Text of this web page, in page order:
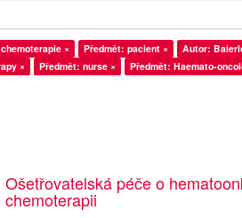
× Předmět: pacient × Autor:
× Předmět: nurse × Předmět: Haemato-
Ošetřovatelská péče o
chemoterapii